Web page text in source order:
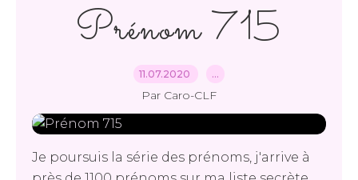
Prénom 715
11.07.2020 …
Par Caro-CLF
Je poursuis la série des prénoms, j'arrive à